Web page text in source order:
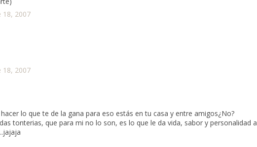
18, 2007
18, 2007
lo que te de la gana para eso estás en tu casa y entre amigos¿No?
tonterias, que para mi no lo son, es lo que le da vida, sabor y personalidad a